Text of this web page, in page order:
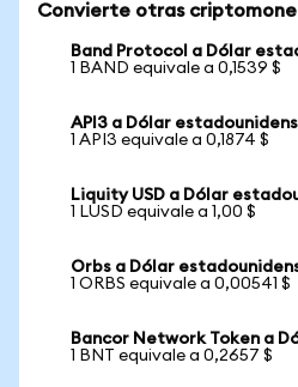
Convierte otras
Band Protocol a Dólar
1 BAND equivale a 0,1539 $
API3 a Dólar
1 API3 equivale a 0,1874 $
Liquity USD a Dólar
1 LUSD equivale a 1,00 $
Orbs a Dólar
1 ORBS equivale a 0,00541 $
Bancor Network Token a
1 BNT equivale a 0,2657 $